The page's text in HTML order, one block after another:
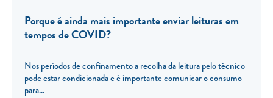
Porque é ainda mais importante enviar leituras em
tempos de COVID?
Nos períodos de confinamento a recolha da leitura pelo técnico
pode estar condicionada e é importante comunicar o consumo
para...